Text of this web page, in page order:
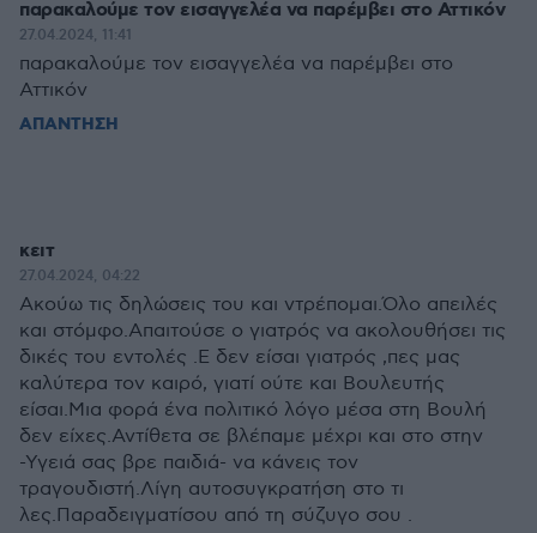
παρακαλούμε τον εισαγγελέα να παρέμβει στο Αττικόν
27.04.2024, 11:41
παρακαλούμε τον εισαγγελέα να παρέμβει στο
Αττικόν
ΑΠΑΝΤΗΣΗ
κειτ
27.04.2024, 04:22
Ακούω τις δηλώσεις του και ντρέπομαι.Όλο απειλές
και στόμφο.Απαιτούσε ο γιατρός να ακολουθήσει τις
δικές του εντολές .Ε δεν είσαι γιατρός ,πες μας
καλύτερα τον καιρό, γιατί ούτε και Βουλευτής
είσαι.Μια φορά ένα πολιτικό λόγο μέσα στη Βουλή
δεν είχες.Αντίθετα σε βλέπαμε μέχρι και στο στην
-Υγειά σας βρε παιδιά- να κάνεις τον
τραγουδιστή.Λίγη αυτοσυγκρατήση στο τι
λες.Παραδειγματίσου από τη σύζυγο σου .